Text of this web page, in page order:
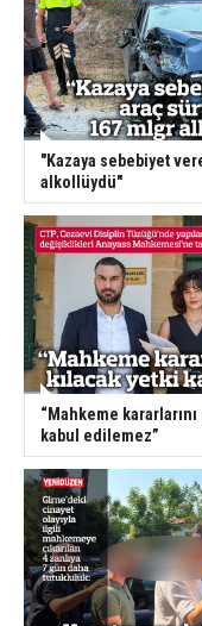
"Kazaya sebebiyet
alkollüydü"
“Mahkeme
kabul edilemez”